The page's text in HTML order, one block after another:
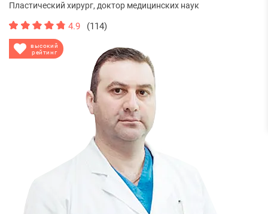
высокий
рейтинг
Пластический хирург, доктор медицинских наук
4.9 (114)